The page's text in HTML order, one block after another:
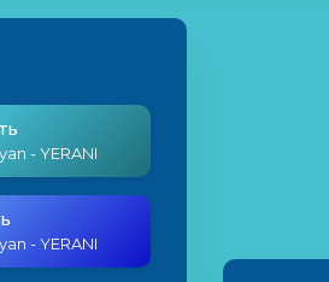
- YERANI
- YERANI